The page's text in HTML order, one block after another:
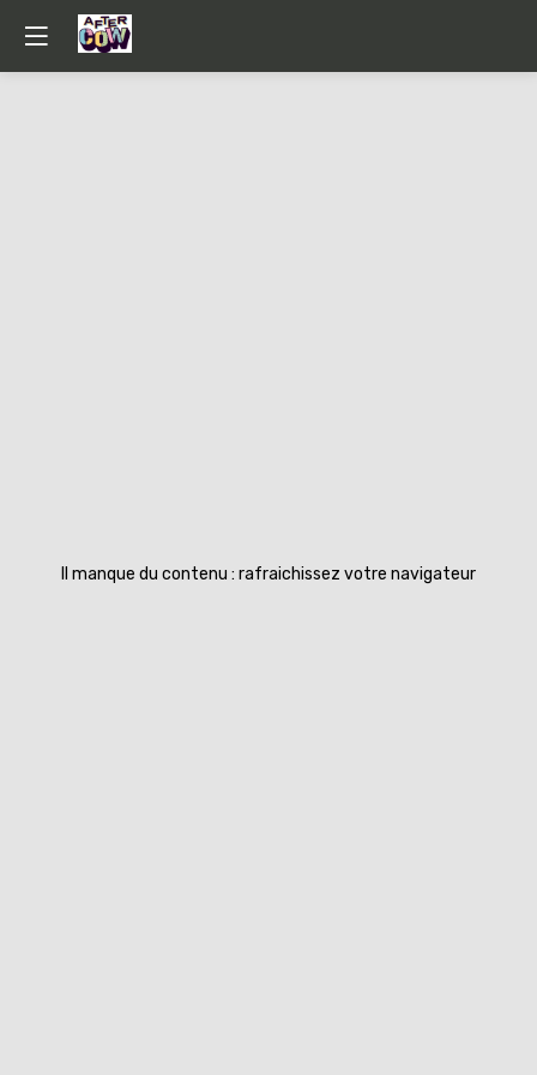
Il manque du contenu : rafraichissez votre navigateur